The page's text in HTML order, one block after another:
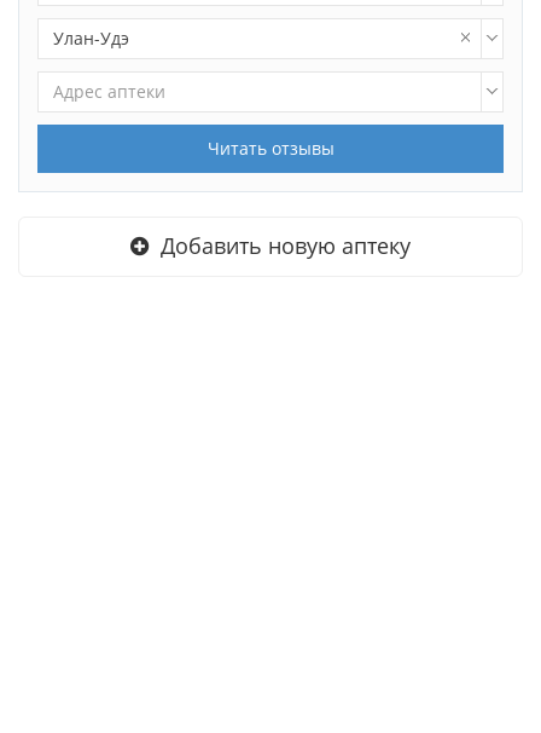
Улан-Удэ
Адрес аптеки
Читать отзывы
Добавить новую аптеку